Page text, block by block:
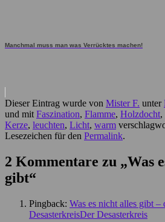
Manchmal muss man was Verrücktes machen!
Dieser Eintrag wurde von Mister F. unter
und mit Faszination, Flamme, Holzdocht,
Kerze, leuchten, Licht, warm
Lesezeichen für den Permalink.
2 Kommentare zu „Was
gibt“
Pingback: Was es nicht alles gibt
DesasterkreisDer Desasterkreis